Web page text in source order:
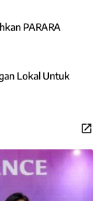
PARARA
Lokal Untuk